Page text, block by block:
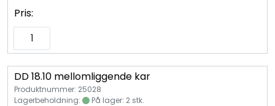
Pris:
DD 18.10 mellomliggende kar
Produktnummer: 25028
Lagerbeholdning:
På lager: 2 stk.